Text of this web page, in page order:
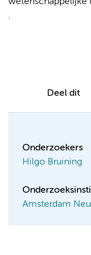
.
Deel dit
Onderzoekers
Hilgo Bruining
Amsterdam